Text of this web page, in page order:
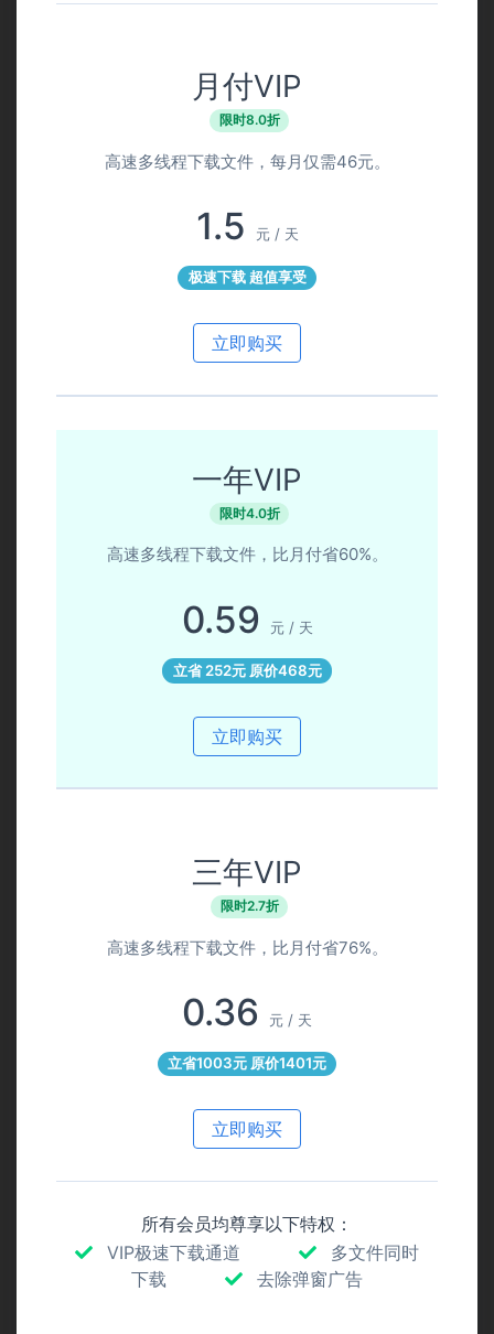
月付VIP
限时8.0折
高速多线程下载文件，每月仅需46元。
1.5 元 / 天
极速下载 超值享受
立即购买
一年VIP
限时4.0折
高速多线程下载文件，比月付省60%。
0.59 元 / 天
立省 252元 原价468元
立即购买
三年VIP
限时2.7折
高速多线程下载文件，比月付省76%。
0.36 元 / 天
立省1003元 原价1401元
立即购买
所有会员均尊享以下特权：
VIP极速下载通道
多文件同时
下载
去除弹窗广告